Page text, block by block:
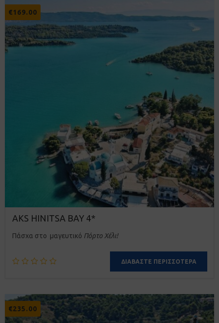
από 5 με
βάση
βαθμολογίες
πελάτη
€169.00
AKS HINITSA BAY 4*
Πάσχα στο μαγευτικό Πόρτο Χέλι!
ΔΙΑΒΆΣΤΕ ΠΕΡΙΣΣΌΤΕΡΑ
€235.00